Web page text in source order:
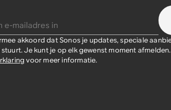
akkoord dat Sonos je updates, speciale
Je kunt je op elk gewenst moment
voor meer informatie.